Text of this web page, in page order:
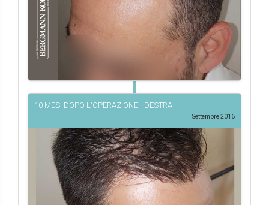
10 MESI DOPO L'OPERAZIONE - DESTRA
Settembre 2016